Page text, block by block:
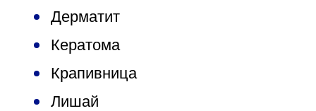
Дерматит
Кератома
Крапивница
Лишай